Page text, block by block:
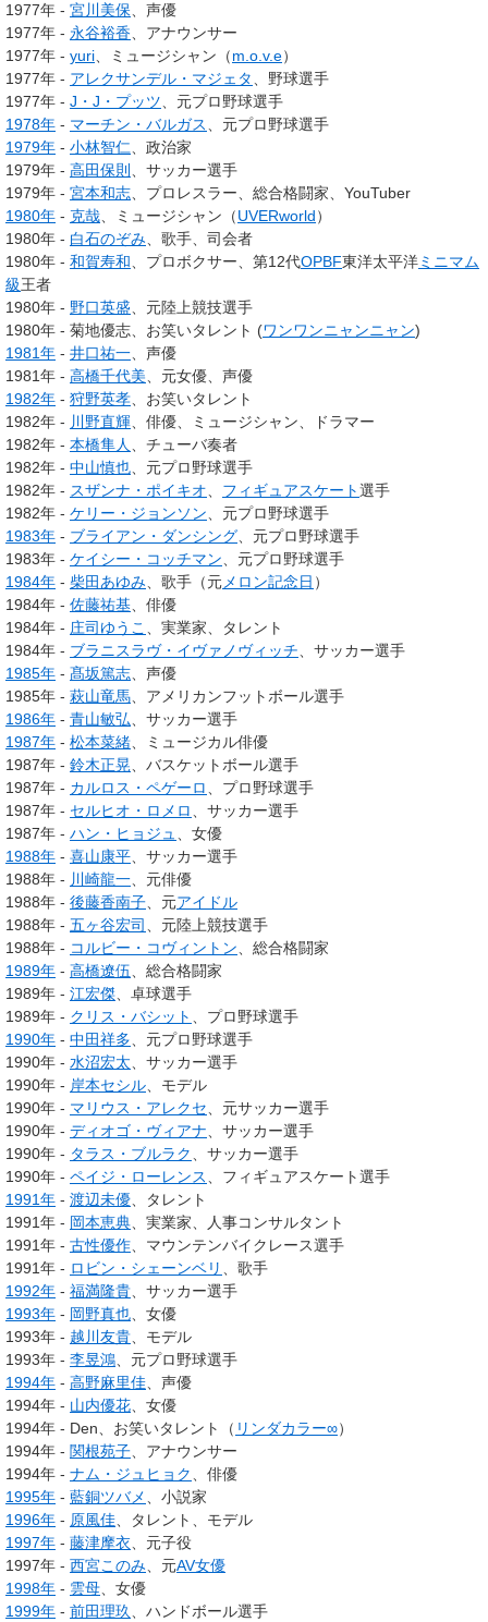
1977年 - 宮川美保 、声優
1977年 - 永谷裕香 、アナウンサー
1977年 - yuri 、ミュージシャン（m.o.v.e）
1977年 - アレクサンデル・マジェタ
、野球選手
1977年 - J・J・プッツ 、元プロ野球選手
1978年 - マーチン・バルガス
、元プロ野球選手
1979年 - 小林智仁 、政治家
1979年 - 高田保則
、サッカー選手
1979年 - 宮本和志 、プロレスラー、総合格闘家、YouTuber
1980年 - 克哉 、ミュージシャン（UVERworld）
1980年 - 白石のぞみ 、歌手、司会者
1980年 - 和賀寿和 、プロボクサー、第12代OPBF東洋太平洋ミニマム
級王者
1980年 - 野口英盛 、元陸上競技選手
1980年 - 菊地優志、お笑いタレント (ワンワンニャンニャン)
1981年 - 井口祐一 、声優
1981年 - 高橋千代美 、元女優、声優
1982年 - 狩野英孝 、お笑いタレント
1982年 - 川野直輝 、俳優、ミュージシャン、ドラマー
1982年 - 本橋隼人
、チューバ奏者
1982年 - 中山慎也 、元プロ野球選手
1982年 - スザンナ・ポイキオ フィギュアスケート選手
1982年 - ケリー・ジョンソン 、元プロ野球選手
1983年 - ブライアン・ダンシング 、元プロ野球選手
1983年 - ケイシー・コッチマン 、元プロ野球選手
1984年 - 柴田あゆみ 、歌手（元 メロン記念日 ）
1984年 - 佐藤祐基 、俳優
1984年 - 庄司ゆうこ
、実業家、タレント
1984年 - ブラニスラヴ・イヴァノヴィッチ 、サッカー選手
1985年 - 髙坂篤志 、声優
1985年 - 萩山竜馬 、アメリカンフットボール選手
1986年 - 青山敏弘 、サッカー選手
1987年 - 松本菜緒 、ミュージカル俳優
1987年 - 鈴木正晃 、バスケットボール選手
1987年 - カルロス・ペゲーロ
、プロ野球選手
1987年 - セルヒオ・ロメロ
、サッカー選手
1987年 - ハン・ヒョジュ
、女優
1988年 - 喜山康平 、サッカー選手
1988年 - 川崎龍一 、元俳優
1988年 - 後藤香南子 、元アイドル
1988年 - 五ヶ谷宏司
、元陸上競技選手
1988年 - コルビー・コヴィントン 、総合格闘家
1989年 - 高橋遼伍 、総合格闘家
1989年 - 江宏傑 、卓球選手
1989年 - クリス・バシット
、プロ野球選手
1990年 - 中田祥多 、元プロ野球選手
1990年 - 水沼宏太 、サッカー選手
1990年 - 岸本セシル 、モデル
1990年 - マリウス・アレクセ 、元サッカー選手
1990年 - ディオゴ・ヴィアナ 、サッカー選手
1990年 - タラス・ブルラク
、サッカー選手
1990年 - ペイジ・ローレンス
、フィギュアスケート選手
1991年 - 渡辺未優 、タレント
1991年 - 岡本恵典 、実業家、人事コンサルタント
1991年 - 古性優作 、マウンテンバイクレース選手
1991年 - ロビン・シェーンベリ
、歌手
1992年 - 福満隆貴 、サッカー選手
1993年 - 岡野真也 、女優
1993年 - 越川友貴 、モデル
1993年 - 李昱鴻 、元プロ野球選手
1994年 - 高野麻里佳 、声優
1994年 - 山内優花 、女優
1994年 - Den、お笑いタレント（ リンダカラー∞）
1994年 - 関根苑子 、アナウンサー
1994年 - ナム・ジュヒョク
、俳優
1995年 - 藍銅ツバメ
、小説家
1996年 - 原風佳 、タレント、モデル
1997年 - 藤津摩衣 、元子役
1997年 - 西宮このみ 、元AV女優
1998年 - 雲母 、女優
1999年 - 前田理玖
、ハンドボール選手